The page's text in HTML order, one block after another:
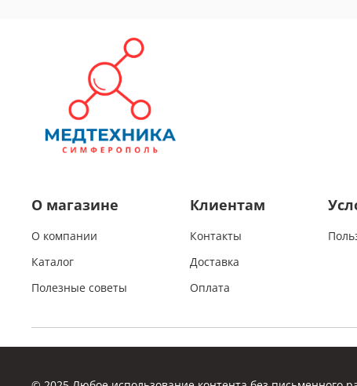
О магазине
О компании
Каталог
Полезные советы
Клиентам
Контакты
Доставка
Оплата